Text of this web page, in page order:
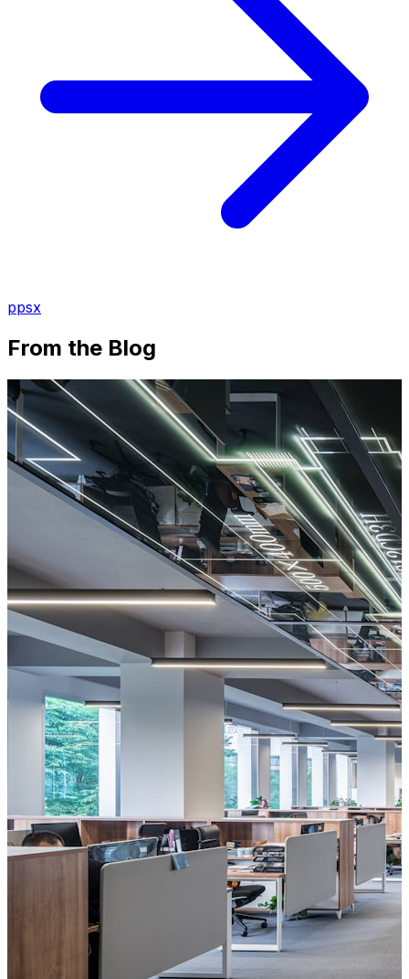
ppsx
From the Blog